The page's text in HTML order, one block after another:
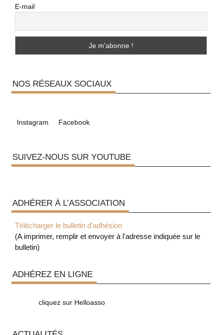
E-mail
NOS RÉSEAUX SOCIAUX
Instagram Facebook
SUIVEZ-NOUS SUR YOUTUBE
ADHÉRER À L’ASSOCIATION
Télécharger le bulletin d'adhésion
(A imprimer, remplir et envoyer à l'adresse indiquée sur le
bulletin)
ADHÉREZ EN LIGNE
cliquez sur Helloasso